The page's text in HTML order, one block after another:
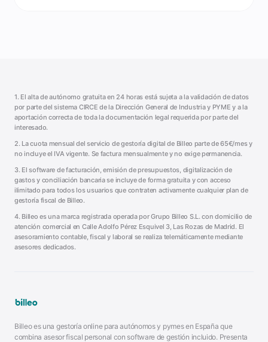
1. El alta de autónomo gratuita en 24 horas está sujeta a la validación de datos
por parte del sistema CIRCE de la Dirección General de Industria y PYME y a la
aportación correcta de toda la documentación legal requerida por parte del
interesado.
2. La cuota mensual del servicio de gestoría digital de Billeo parte de 65€/mes y
no incluye el IVA vigente. Se factura mensualmente y no exige permanencia.
3. El software de facturación, emisión de presupuestos, digitalización de
gastos y conciliación bancaria se incluye de forma gratuita y con acceso
ilimitado para todos los usuarios que contraten activamente cualquier plan de
gestoría fiscal de Billeo.
4. Billeo es una marca registrada operada por Grupo Billeo S.L. con domicilio de
atención comercial en Calle Adolfo Pérez Esquivel 3, Las Rozas de Madrid. El
asesoramiento contable, fiscal y laboral se realiza telemáticamente mediante
asesores dedicados.
Billeo es una gestoría online para autónomos y pymes en España que
combina asesor fiscal personal con software de gestión incluido. Presenta